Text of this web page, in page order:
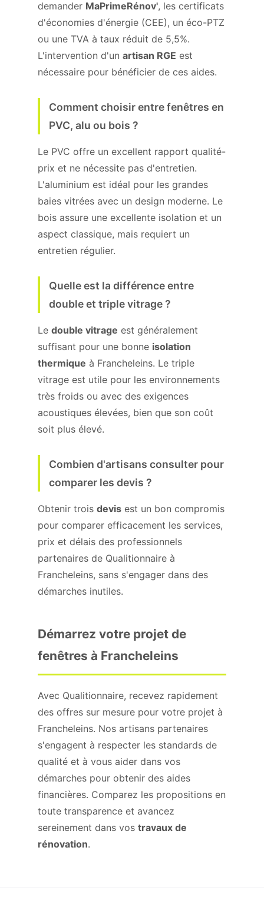
demander MaPrimeRénov', les certificats
d'économies d'énergie (CEE), un éco-PTZ
ou une TVA à taux réduit de 5,5%.
L'intervention d'un artisan RGE est
nécessaire pour bénéficier de ces aides.
Comment choisir entre fenêtres en
PVC, alu ou bois ?
Le PVC offre un excellent rapport qualité-
prix et ne nécessite pas d'entretien.
L'aluminium est idéal pour les grandes
baies vitrées avec un design moderne. Le
bois assure une excellente isolation et un
aspect classique, mais requiert un
entretien régulier.
Quelle est la différence entre
double et triple vitrage ?
Le double vitrage est généralement
suffisant pour une bonne isolation
thermique à Francheleins. Le triple
vitrage est utile pour les environnements
très froids ou avec des exigences
acoustiques élevées, bien que son coût
soit plus élevé.
Combien d'artisans consulter pour
comparer les devis ?
Obtenir trois devis est un bon compromis
pour comparer efficacement les services,
prix et délais des professionnels
partenaires de Qualitionnaire à
Francheleins, sans s'engager dans des
démarches inutiles.
Démarrez votre projet de
fenêtres à Francheleins
Avec Qualitionnaire, recevez rapidement
des offres sur mesure pour votre projet à
Francheleins. Nos artisans partenaires
s'engagent à respecter les standards de
qualité et à vous aider dans vos
démarches pour obtenir des aides
financières. Comparez les propositions en
toute transparence et avancez
sereinement dans vos travaux de
rénovation.